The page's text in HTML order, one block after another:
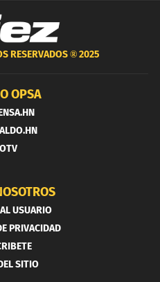
RESERVADOS ®2025
OPSA
USUARIO
PRIVACIDAD
SITIO